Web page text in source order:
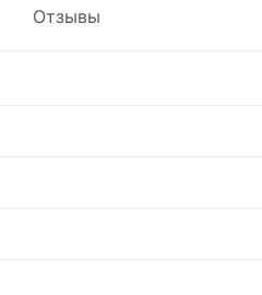
Отзывы